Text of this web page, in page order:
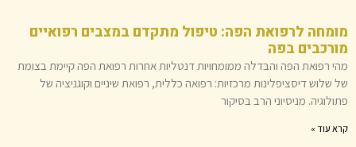
מומחה לרפואת הפה: טיפול מתקדם במצבים רפואיים
מורכבים בפה
מהי רפואת הפה והבדלה ממומחויות דנטליות אחרות רפואת הפה קיימת בצומת
של שלוש דיסציפלינות מרכזיות: רפואה כללית, רפואת שיניים וקוגניציה של
פתולוגיה. מניסיוני הרב בסיקור
קרא עוד »